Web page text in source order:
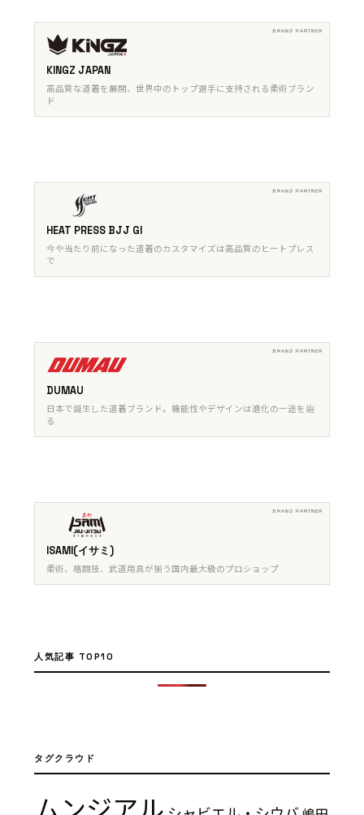
KINGZ JAPAN
高品質な道着を展開、世界中のトップ選手に支持される柔術ブラン
ド
HEAT PRESS BJJ GI
今や当たり前になった道着のカスタマイズは高品質のヒートプレス
で
DUMAU
日本で誕生した道着ブランド。機能性やデザインは進化の一途を辿
る
ISAMI(イサミ)
柔術、格闘技、武道用具が揃う国内最大級のプロショップ
人気記事 TOP10
タグクラウド